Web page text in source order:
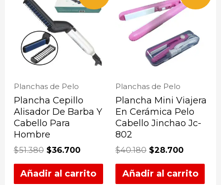
Planchas de Pelo
Plancha Cepillo
Alisador De Barba Y
Cabello Para
Hombre
$51.380 $36.700
Añadir al carrito
Planchas de Pelo
Plancha Mini Viajera
En Cerámica Pelo
Cabello Jinchao Jc-
802
$40.180 $28.700
Añadir al carrito